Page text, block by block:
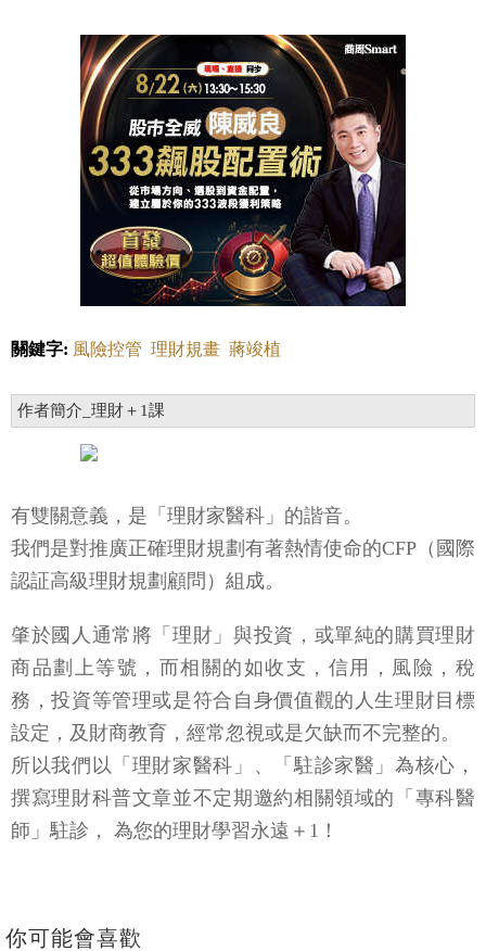
關鍵字: 風險控管 理財規畫 蔣竣植
作者簡介_理財＋1課
有雙關意義，是「理財家醫科」的諧音。
我們是對推廣正確理財規劃有著熱情使命的CFP（國際
認証高級理財規劃顧問）組成。
肇於國人通常將「理財」與投資，或單純的購買理財
商品劃上等號，而相關的如收支，信用，風險，稅
務，投資等管理或是符合自身價值觀的人生理財目標
設定，及財商教育，經常忽視或是欠缺而不完整的。
所以我們以「理財家醫科」、「駐診家醫」為核心，
撰寫理財科普文章並不定期邀約相關領域的「專科醫
師」駐診， 為您的理財學習永遠＋1！
你可能會喜歡